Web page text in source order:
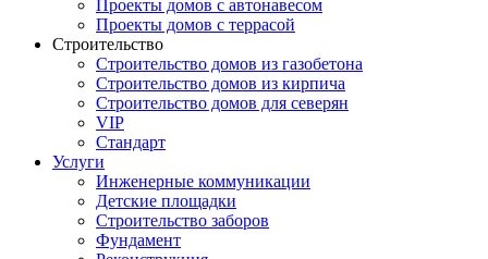
Проекты домов с автонавесом
Проекты домов с террасой
Строительство
Строительство домов из газобетона
Строительство домов из кирпича
Строительство домов для северян
VIP
Стандарт
Услуги
Инженерные коммуникации
Детские площадки
Строительство заборов
Фундамент